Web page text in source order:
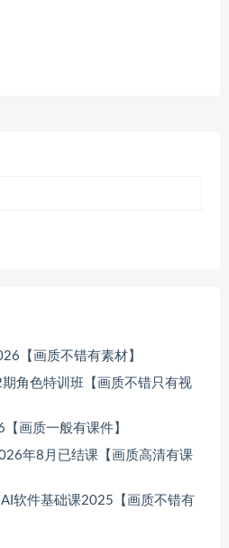
【画质不错有素材】
角色特训班【画质不错只有视
画质一般有课件】
年8月已结课【画质高清有课
软件基础课2025【画质不错有